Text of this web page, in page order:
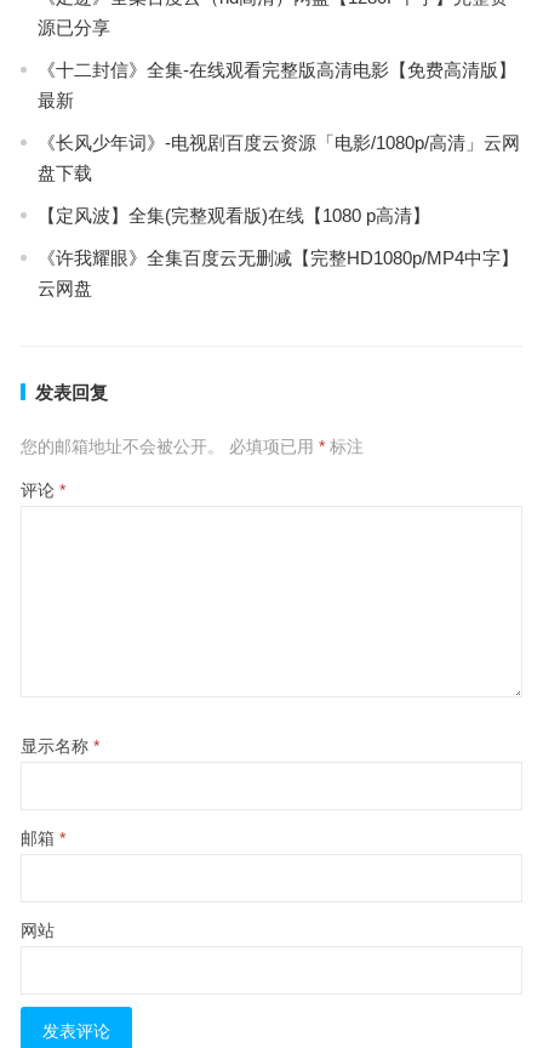
源已分享
《十二封信》全集-在线观看完整版高清电影【免费高清版】
最新
《长风少年词》-电视剧百度云资源「电影/1080p/高清」云网
盘下载
【定风波】全集(完整观看版)在线【1080 p高清】
《许我耀眼》全集百度云无删减【完整HD1080p/MP4中字】
云网盘
发表回复
您的邮箱地址不会被公开。 必填项已用 *标注
评论 *
显示名称 *
邮箱 *
网站